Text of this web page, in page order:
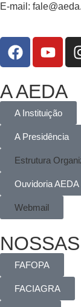
E-mail:
A AEDA
A Instituição
A Presidência
Estrutura
Ouvidoria AEDA
Webmail
FAFOPA
FACIAGRA